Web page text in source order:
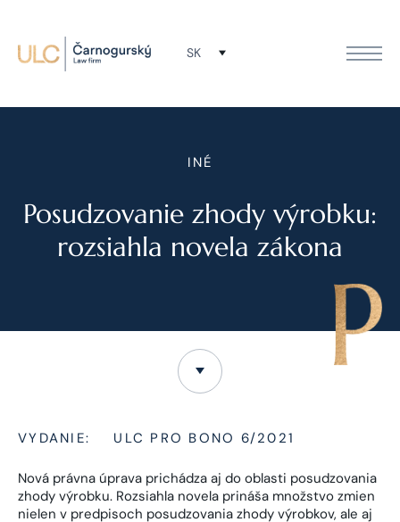
SK
INÉ
Posudzovanie zhody výrobku:
rozsiahla novela zákona
VYDANIE: ULC PRO BONO 6/2021
Nová právna úprava prichádza aj do oblasti posudzovania
zhody výrobku. Rozsiahla novela prináša množstvo zmien
nielen v predpisoch posudzovania zhody výrobkov, ale aj